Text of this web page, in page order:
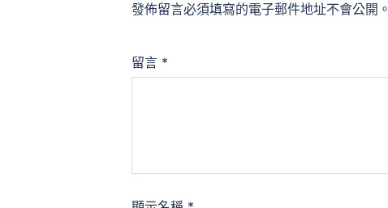
發佈留言必須填寫的電子郵件地址不會公開。
留言 *